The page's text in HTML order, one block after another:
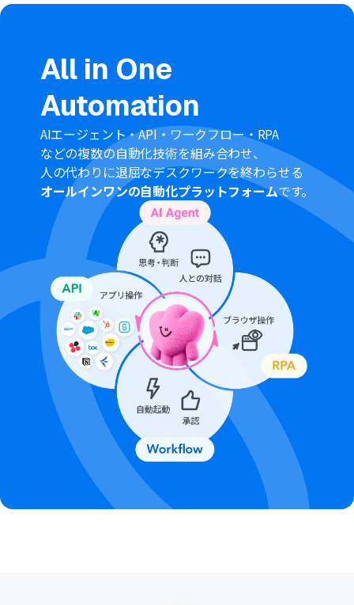
記録するようカスタマイズしてください。
amptalk analysis、Google スプレッドシートのそれぞれ
とYoomを連携してください。
トリガーは5分、10分、15分、30分、60分の間隔で起動
間隔を選択できます。
プランによって最短の起動間隔が異なりますので、ご注意
ください。
amptalk analysisはミニプラン以上でご利用いただける
アプリとなっております。フリープラン・パーソナルプラ
ンの場合は設定しているフローボットのオペレーション
やデータコネクトはエラーとなりますので、ご注意くださ
い。
パーソナルプラン・ミニプラン・チームプラン・サクセス
プランなどの有料プランは、2週間の無料トライアルを行
うことが可能です。無料トライアル中には制限対象のアプ
リを使用することができます。詳しくは、
料金プラン
ージをご参照ください。
All in One
Automation
AIエージェント・API・ワークフロー・RPA
などの複数の自動化技術を組み合わせ、
人の代わりに退屈なデスクワークを終わらせる
オールインワンの自動化プラットフォームです。